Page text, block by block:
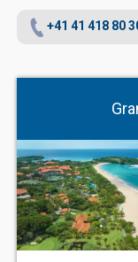
+41 41 418 80